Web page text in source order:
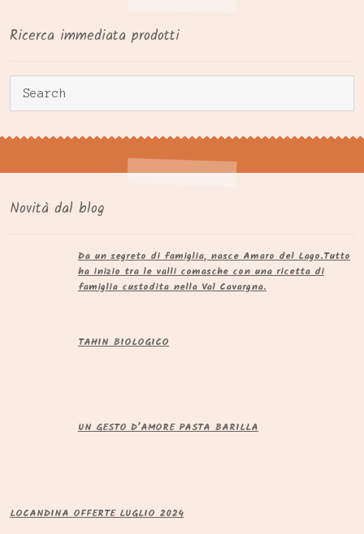
Ricerca immediata prodotti
Novità dal blog
Da un segreto di famiglia, nasce Amaro del Lago.​Tutto
ha inizio tra le valli comasche con una ricetta di
famiglia custodita nella Val Cavargna.
TAHIN BIOLOGICO
UN GESTO D’AMORE PASTA BARILLA
LOCANDINA OFFERTE LUGLIO 2024